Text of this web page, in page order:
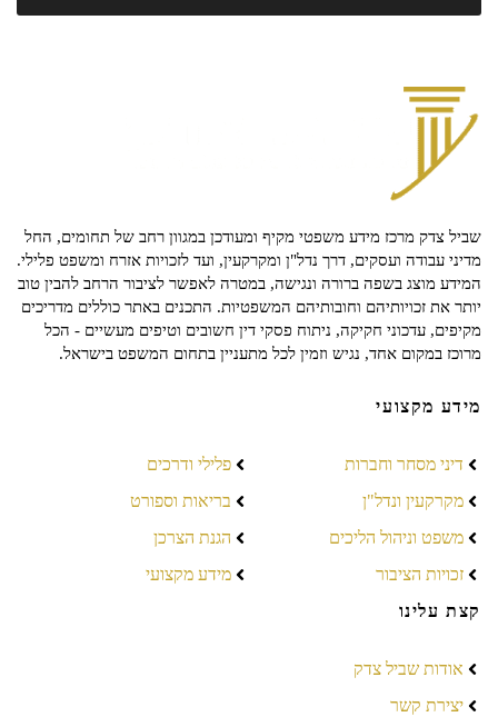
שביל צדק מרכז מידע משפטי מקיף ומעודכן במגוון רחב של תחומים, החל
מדיני עבודה ועסקים, דרך נדל"ן ומקרקעין, ועד לזכויות אזרח ומשפט פלילי.
המידע מוצג בשפה ברורה ונגישה, במטרה לאפשר לציבור הרחב להבין טוב
יותר את זכויותיהם וחובותיהם המשפטיות. התכנים באתר כוללים מדריכים
מקיפים, עדכוני חקיקה, ניתוח פסקי דין חשובים וטיפים מעשיים - הכל
מרוכז במקום אחד, נגיש וזמין לכל מתעניין בתחום המשפט בישראל.
מידע מקצועי
דיני מסחר וחברות
מקרקעין ונדל"ן
משפט וניהול הליכים
זכויות הציבור
פלילי ודרכים
בריאות וספורט
הגנת הצרכן
מידע מקצועי
קצת עלינו
אודות שביל צדק
יצירת קשר